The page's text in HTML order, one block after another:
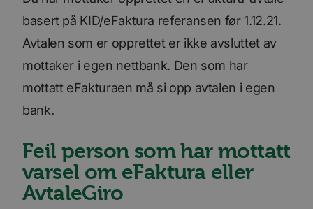
basert på KID/eFaktura referansen før 1.12.21.
Avtalen som er opprettet er ikke avsluttet av
mottaker i egen nettbank. Den som har
mottatt eFakturaen må si opp avtalen i egen
bank.
Feil person som har mottatt
varsel om eFaktura eller
AvtaleGiro